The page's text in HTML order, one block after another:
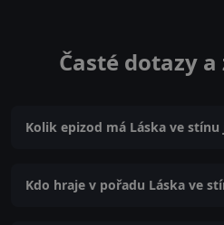
Časté dotazy
Kolik epizod má Láska ve stínu
Kdo hraje v pořadu Láska ve